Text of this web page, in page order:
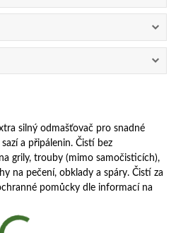
silný odmašťovač pro snadné
a připálenin. Čistí bez
grily, trouby (mimo samočisticích),
na pečení, obklady a spáry. Čistí za
pomůcky dle informací na